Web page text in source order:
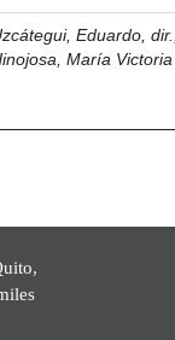
Eduardo, dir.
María Victoria